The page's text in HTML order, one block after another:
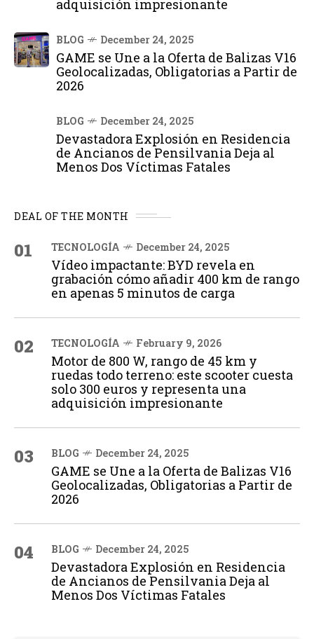
adquisición impresionante
BLOG December 24, 2025
GAME se Une a la Oferta de Balizas V16
Geolocalizadas, Obligatorias a Partir de
2026
BLOG December 24, 2025
Devastadora Explosión en Residencia
de Ancianos de Pensilvania Deja al
Menos Dos Víctimas Fatales
DEAL OF THE MONTH
01 TECNOLOGÍA December 24, 2025
Vídeo impactante: BYD revela en
grabación cómo añadir 400 km de rango
en apenas 5 minutos de carga
02 TECNOLOGÍA February 9, 2026
Motor de 800 W, rango de 45 km y
ruedas todo terreno: este scooter cuesta
solo 300 euros y representa una
adquisición impresionante
03 BLOG December 24, 2025
GAME se Une a la Oferta de Balizas V16
Geolocalizadas, Obligatorias a Partir de
2026
04 BLOG December 24, 2025
Devastadora Explosión en Residencia
de Ancianos de Pensilvania Deja al
Menos Dos Víctimas Fatales